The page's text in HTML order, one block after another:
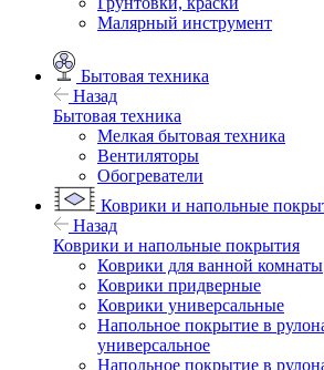
Малярный инструмент
Бытовая техника
Назад
Бытовая техника
Мелкая бытовая техника
Вентиляторы
Обогреватели
Коврики и напольные
Назад
Коврики и напольные покрытия
Коврики для ванной комнаты
Коврики придверные
Коврики универсальные
Напольное покрытие в
универсальное
Напольное покрытие в